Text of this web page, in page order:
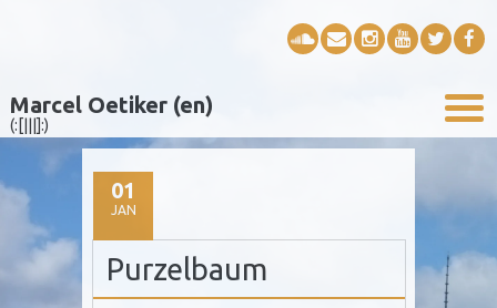
Marcel Oetiker (en)
(:[|||]:)
01
JAN
Purzelbaum